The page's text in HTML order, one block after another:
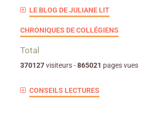
LE BLOG DE JULIANE LIT
CHRONIQUES DE COLLÉGIENS
Total
370127visiteurs -865021 pages vues
CONSEILS LECTURES